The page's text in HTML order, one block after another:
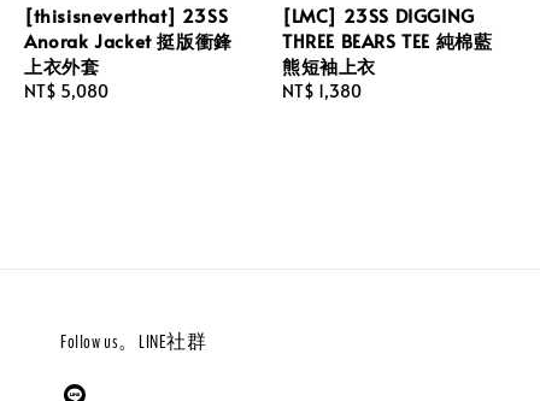
[thisisneverthat] 23SS
Anorak Jacket 挺版衝鋒
上衣外套
Regular
NT$ 5,080
[LMC] 23SS DIGGING
THREE BEARS TEE 純棉藍
熊短袖上衣
Regular
NT$ 1,380
Follow us。LINE社群